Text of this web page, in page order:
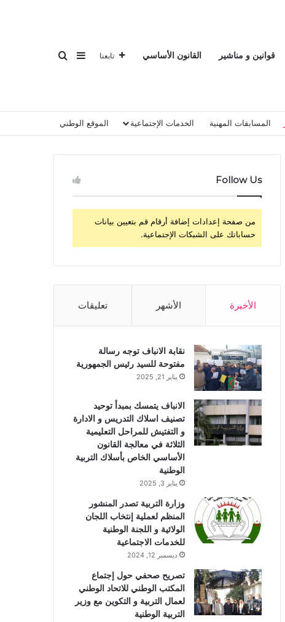
قوانين و مناشير القانون الأساسي تابعنا إضافة عمود جانبي
المسابقات المهنية الخدمات الإجتماعية الموقع الوطني
Follow Us
من صفحة إعدادات إضافة أرقام قم بتعيين بيانات
حساباتك على الشبكات الإجتماعية.
الأخيرة الأشهر تعليقات
نقابة الانباف توجه رسالة
مفتوحة للسيد رئيس الجمهورية
يناير 21, 2025
الانباف يتمسك بمبدأ توحيد
تصنيف اسلاك التدريس و الادارة
و التفتيش للمراحل التعليمية
الثلاثة في معالجة القانون
الأساسي الخاص بأسلاك التربية
الوطنية
يناير 3, 2025
وزارة التربية تصدر المنشور
المنظم لعملية إنتخاب اللجان
الولائية و اللجنة الوطنية
للخدمات الاجتماعية
ديسمبر 12, 2024
تصريح صحفي حول إجتماع
المكتب الوطني للاتحاد الوطني
لعمال التربية و التكوين مع وزير
التربية الوطنية